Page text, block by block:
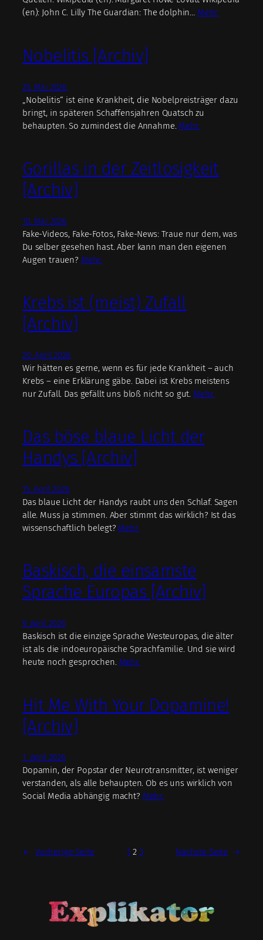
(en): John C. Lilly The Guardian: The dolphin… Mehr.
Nobelitis [Archiv]
25. Mai 2026
„Nobelitis“ ist eine Krankheit, die Nobelpreisträger dazu
bringt, in späteren Schaffensjahren Quatsch zu
behaupten. So zumindest die Annahme. Mehr.
Gorillas in der Zeitlosigkeit
[Archiv]
10. Mai 2026
Fake-Videos, Fake-Fotos, Fake-News: Traue nur dem, was
Du selber gesehen hast. Aber kann man den eigenen
Augen trauen? Mehr.
Krebs ist (meist) Zufall
[Archiv]
20. April 2026
Wir hätten es gerne, wenn es für jede Krankheit – auch
Krebs – eine Erklärung gäbe. Dabei ist Krebs meistens
nur Zufall. Das gefällt uns bloß nicht so gut. Mehr.
Das böse blaue Licht der
Handys [Archiv]
15. April 2026
Das blaue Licht der Handys raubt uns den Schlaf. Sagen
alle. Muss ja stimmen. Aber stimmt das wirklich? Ist das
wissenschaftlich belegt? Mehr.
Baskisch, die einsamste
Sprache Europas [Archiv]
9. April 2026
Baskisch ist die einzige Sprache Westeuropas, die älter
ist als die indoeuropäische Sprachfamilie. Und sie wird
heute noch gesprochen. Mehr.
Hit Me With Your Dopamine!
[Archiv]
1. April 2026
Dopamin, der Popstar der Neurotransmitter, ist weniger
verstanden, als alle behaupten. Ob es uns wirklich von
Social Media abhängig macht? Mehr.
← Vorherige Seite 1 2 3 Nächste Seite →